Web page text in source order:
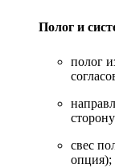
Полог и
полог
свес
опция);